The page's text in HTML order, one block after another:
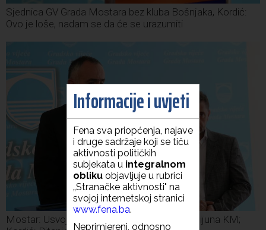
Sjednica GV Grada Mostara bez kluba Bošnjaka, Kordić:
Ovo je loše, nadam se da će se urazumiti
Mostar: Usvojen gradski proračun od 162 milijuna KM;
Informacije i uvjeti
Fena sva priopćenja, najave
i druge sadržaje koji se tiču
aktivnosti političkih
subjekata u integralnom
obliku objavljuje u rubrici
„Stranačke aktivnosti" na
svojoj internetskoj stranici
www.fena.ba.
Neprimjereni, odnosno